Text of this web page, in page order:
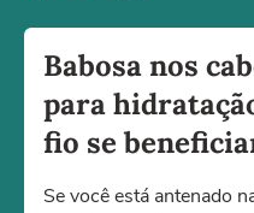
Babosa nos
para
fio se
Se você está antenado